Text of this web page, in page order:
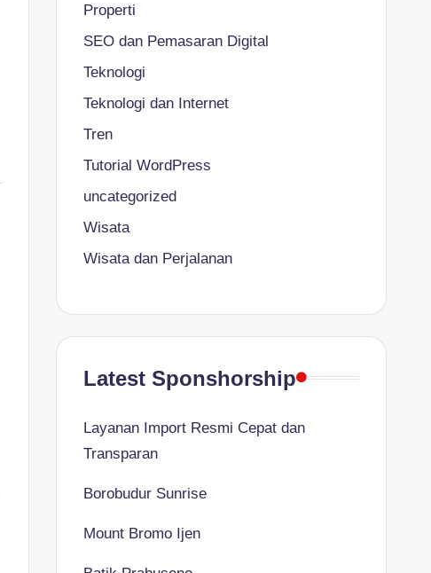
Properti
SEO dan Pemasaran Digital
Teknologi
Teknologi dan Internet
Tren
Tutorial WordPress
uncategorized
Wisata
Wisata dan Perjalanan
Latest Sponshorship
Layanan Import Resmi Cepat dan
Transparan
Borobudur Sunrise
Mount Bromo Ijen